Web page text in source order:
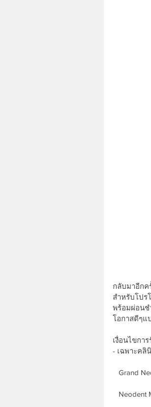
กลับมาอีกค
สำหรับโปร
พร้อมผ่อนช
โอกาสดีๆแ
เงื่อนไขกา
- เฉพาะคลิ
Grand